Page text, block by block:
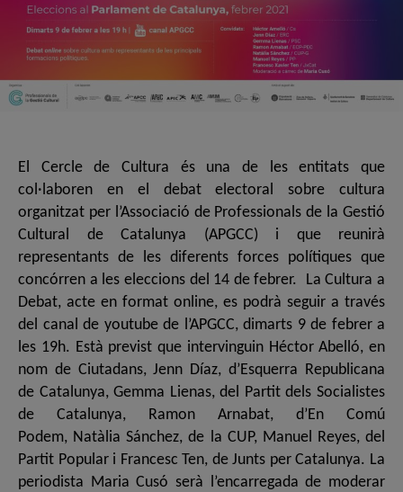
El Cercle de Cultura és una de les entitats que
col·laboren en el debat electoral sobre cultura
organitzat per l’Associació de Professionals de la Gestió
Cultural de Catalunya (APGCC) i que reunirà
representants de les diferents forces polítiques que
concórren a les eleccions del 14 de febrer. La Cultura a
Debat, acte en format online, es podrà seguir a través
del canal de youtube de l’APGCC, dimarts 9 de febrer a
les 19h. Està previst que intervinguin Héctor Abelló, en
nom de Ciutadans, Jenn Díaz, d’Esquerra Republicana
de Catalunya, Gemma Lienas, del Partit dels Socialistes
de Catalunya, Ramon Arnabat, d’En Comú
Podem, Natàlia Sánchez, de la CUP, Manuel Reyes, del
Partit Popular i Francesc Ten, de Junts per Catalunya. La
periodista Maria Cusó serà l’encarregada de moderar